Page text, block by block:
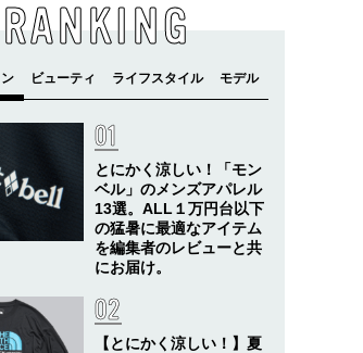
RANKING
とにかく涼しい！「モン
ベル」のメンズアパレル
13選。ALL１万円台以下
の猛暑に最適なアイテム
を編集者のレビューと共
にお届け。
【とにかく涼しい！】夏